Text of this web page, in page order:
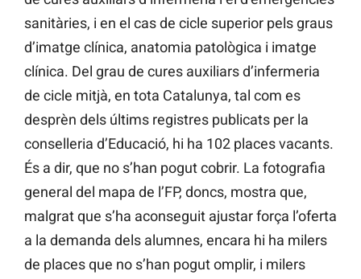
sanitàries, i en el cas de cicle superior pels graus
d’imatge clínica, anatomia patològica i imatge
clínica. Del grau de cures auxiliars d’infermeria
de cicle mitjà, en tota Catalunya, tal com es
desprèn dels últims registres publicats per la
conselleria d’Educació, hi ha 102 places vacants.
És a dir, que no s’han pogut cobrir. La fotografia
general del mapa de l’FP, doncs, mostra que,
malgrat que s’ha aconseguit ajustar força l’oferta
a la demanda dels alumnes, encara hi ha milers
de places que no s’han pogut omplir, i milers